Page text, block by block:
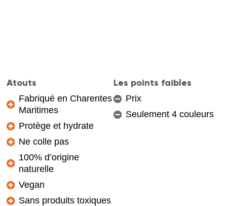
Atouts
Fabriqué en Charentes
Maritimes
Protège et hydrate
Ne colle pas
100% d’origine
naturelle
Vegan
Sans produits toxiques
Les points faibles
Prix
Seulement 4 couleurs